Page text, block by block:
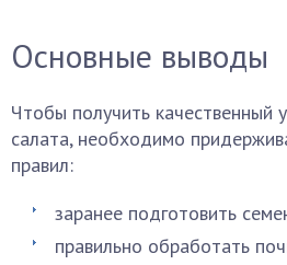
Основные выводы
Чтобы получить качественный
салата, необходимо
правил:
заранее подготовить
правильно обработать